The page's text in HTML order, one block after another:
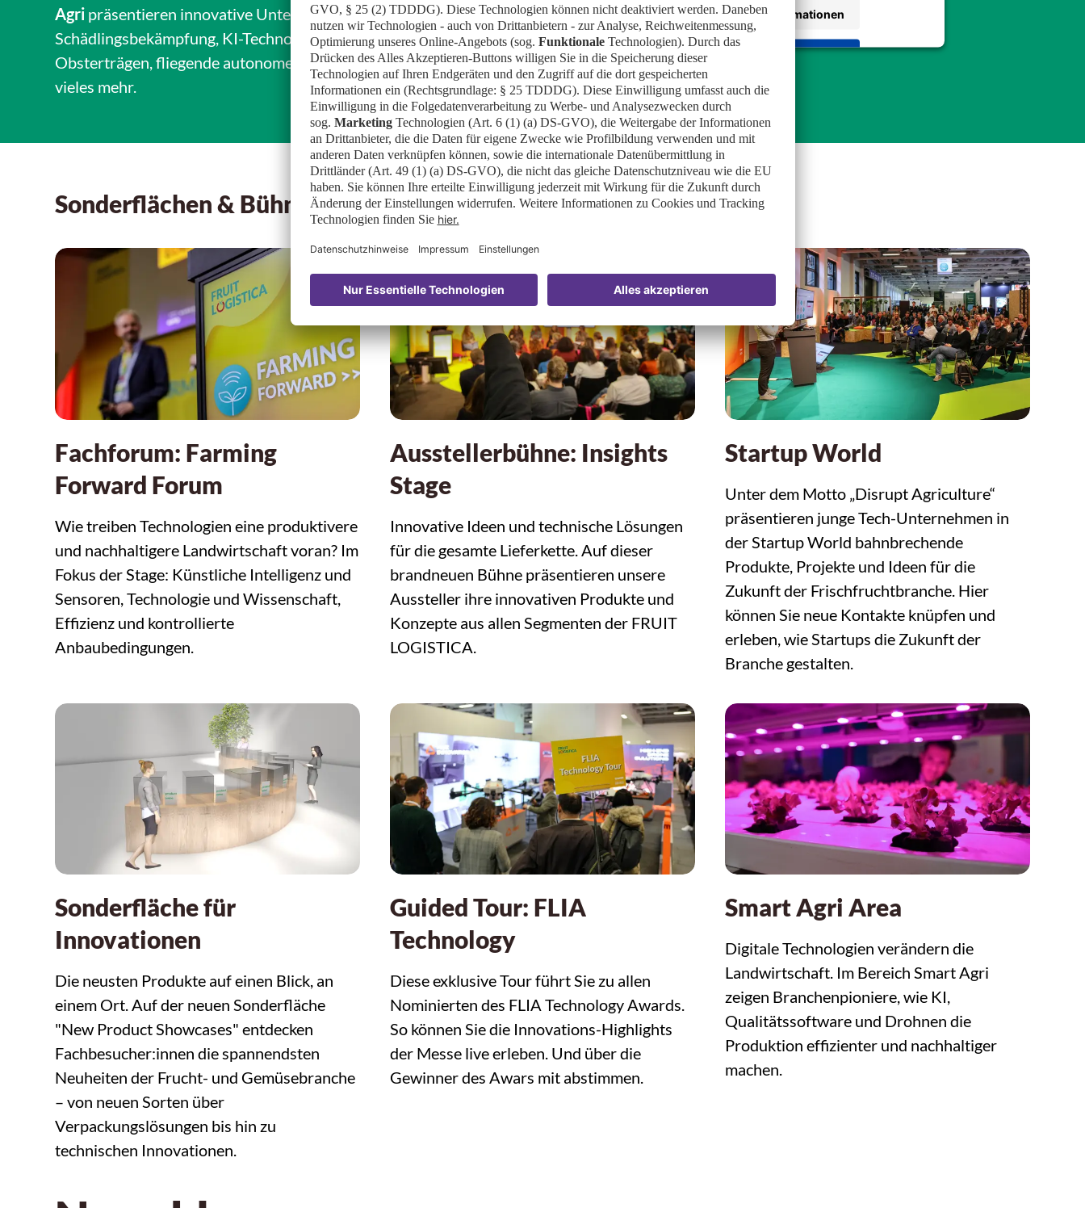
Agri präsentieren innovative Unternehmen digitale Lösungen zur
Schädlingsbekämpfung, KI-Technologie zur Schätzung von
Obsterträgen, fliegende autonome Roboter für die Obsterntebund
vieles mehr.
Mehr Informationen
Akzeptieren
Sonderflächen & Bühnen: Tech-Innovationen live erleben
Fachforum: Farming
Forward Forum
Wie treiben Technologien eine produktivere
und nachhaltigere Landwirtschaft voran? Im
Fokus der Stage: Künstliche Intelligenz und
Sensoren, Technologie und Wissenschaft,
Effizienz und kontrollierte
Anbaubedingungen.
Ausstellerbühne: Insights
Stage
Innovative Ideen und technische Lösungen
für die gesamte Lieferkette. Auf dieser
brandneuen Bühne präsentieren unsere
Aussteller ihre innovativen Produkte und
Konzepte aus allen Segmenten der FRUIT
LOGISTICA.
Startup World
Unter dem Motto „Disrupt Agriculture“
präsentieren junge Tech-Unternehmen in
der Startup World bahnbrechende
Produkte, Projekte und Ideen für die
Zukunft der Frischfruchtbranche. Hier
können Sie neue Kontakte knüpfen und
erleben, wie Startups die Zukunft der
Branche gestalten.
Sonderfläche für
Innovationen
Die neusten Produkte auf einen Blick, an
einem Ort. Auf der neuen Sonderfläche
"New Product Showcases" entdecken
Fachbesucher:innen die spannendsten
Neuheiten der Frucht- und Gemüsebranche
– von neuen Sorten über
Verpackungslösungen bis hin zu
technischen Innovationen.
Guided Tour: FLIA
Technology
Diese exklusive Tour führt Sie zu allen
Nominierten des FLIA Technology Awards.
So können Sie die Innovations-Highlights
der Messe live erleben. Und über die
Gewinner des Awars mit abstimmen.
Smart Agri Area
Digitale Technologien verändern die
Landwirtschaft. Im Bereich Smart Agri
zeigen Branchenpioniere, wie KI,
Qualitätssoftware und Drohnen die
Produktion effizienter und nachhaltiger
machen.